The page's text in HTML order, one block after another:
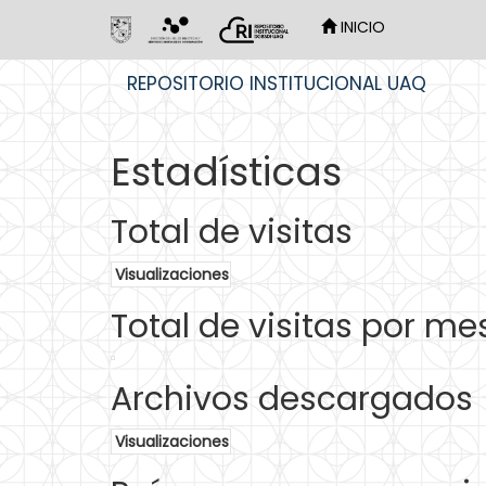
INICIO
REPOSITORIO INSTITUCIONAL UAQ
Estadísticas
Total de visitas
Visualizaciones
Total de visitas por
Archivos descargados
Visualizaciones